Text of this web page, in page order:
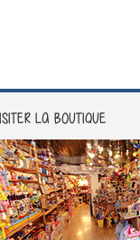
LA BOUTIQUE